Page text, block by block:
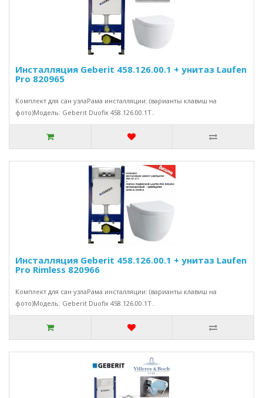
Инсталляция Geberit 458.126.00.1 + унитаз Laufen
Pro 820965
Комплект для сан узлаРама инсталляции: (варианты клавиш на
фото)Модель: Geberit Duofix 458.126.00.1Т..
Инсталляция Geberit 458.126.00.1 + унитаз Laufen
Pro Rimless 820966
Комплект для сан узлаРама инсталляции: (варианты клавиш на
фото)Модель: Geberit Duofix 458.126.00.1Т..